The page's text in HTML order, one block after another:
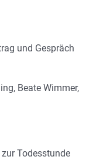
und Gespräch
Beate Wimmer,
Todesstunde